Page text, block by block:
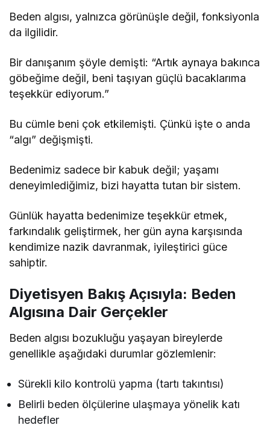
Beden algısı, yalnızca görünüşle değil, fonksiyonla
da ilgilidir.
Bir danışanım şöyle demişti: “Artık aynaya bakınca
göbeğime değil, beni taşıyan güçlü bacaklarıma
teşekkür ediyorum.”
Bu cümle beni çok etkilemişti. Çünkü işte o anda
“algı” değişmişti.
Bedenimiz sadece bir kabuk değil; yaşamı
deneyimlediğimiz, bizi hayatta tutan bir sistem.
Günlük hayatta bedenimize teşekkür etmek,
farkındalık geliştirmek, her gün ayna karşısında
kendimize nazik davranmak, iyileştirici güce
sahiptir.
Diyetisyen Bakış Açısıyla: Beden
Algısına Dair Gerçekler
Beden algısı bozukluğu yaşayan bireylerde
genellikle aşağıdaki durumlar gözlemlenir:
Sürekli kilo kontrolü yapma (tartı takıntısı)
Belirli beden ölçülerine ulaşmaya yönelik katı
hedefler